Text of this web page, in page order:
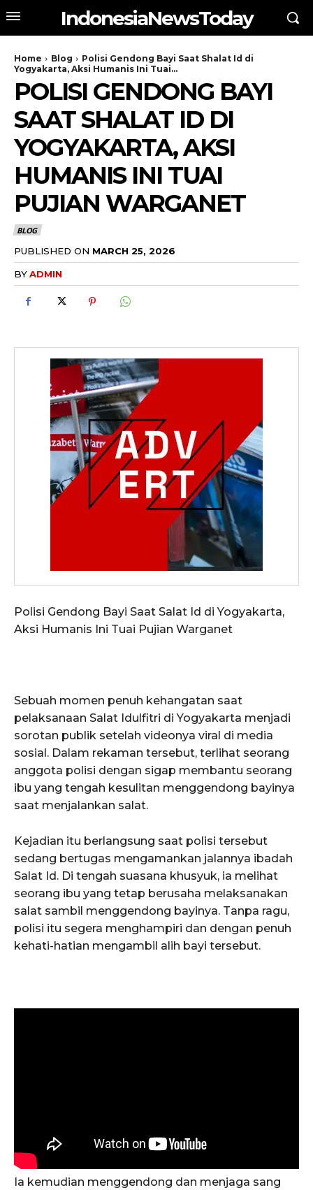
IndonesiaNewsToday
Home Blog
Polisi Gendong Bayi Saat Shalat Id di
Yogyakarta, Aksi Humanis Ini Tuai...
POLISI GENDONG BAYI
SAAT SHALAT ID DI
YOGYAKARTA, AKSI
HUMANIS INI TUAI
PUJIAN WARGANET
BLOG
PUBLISHED ON MARCH 25, 2026
BYADMIN
Polisi Gendong Bayi Saat Salat Id di Yogyakarta,
Aksi Humanis Ini Tuai Pujian Warganet
Sebuah momen penuh kehangatan saat
pelaksanaan Salat Idulfitri di Yogyakarta menjadi
sorotan publik setelah videonya viral di media
sosial. Dalam rekaman tersebut, terlihat seorang
anggota polisi dengan sigap membantu seorang
ibu yang tengah kesulitan menggendong bayinya
saat menjalankan salat.
Kejadian itu berlangsung saat polisi tersebut
sedang bertugas mengamankan jalannya ibadah
Salat Id. Di tengah suasana khusyuk, ia melihat
seorang ibu yang tetap berusaha melaksanakan
salat sambil menggendong bayinya. Tanpa ragu,
polisi itu segera menghampiri dan dengan penuh
kehati-hatian mengambil alih bayi tersebut.
Ia kemudian menggendong dan menjaga sang